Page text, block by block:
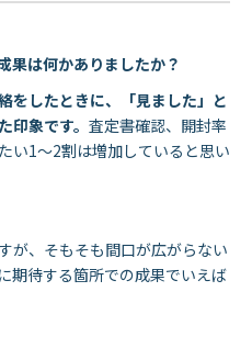
果は何かありましたか？
をしたときに、「見ました」と
印象です。 査定書確認、開封率
い1〜2割は増加していると思い
が、そもそも間口が広がらない
期待する箇所での成果でいえば